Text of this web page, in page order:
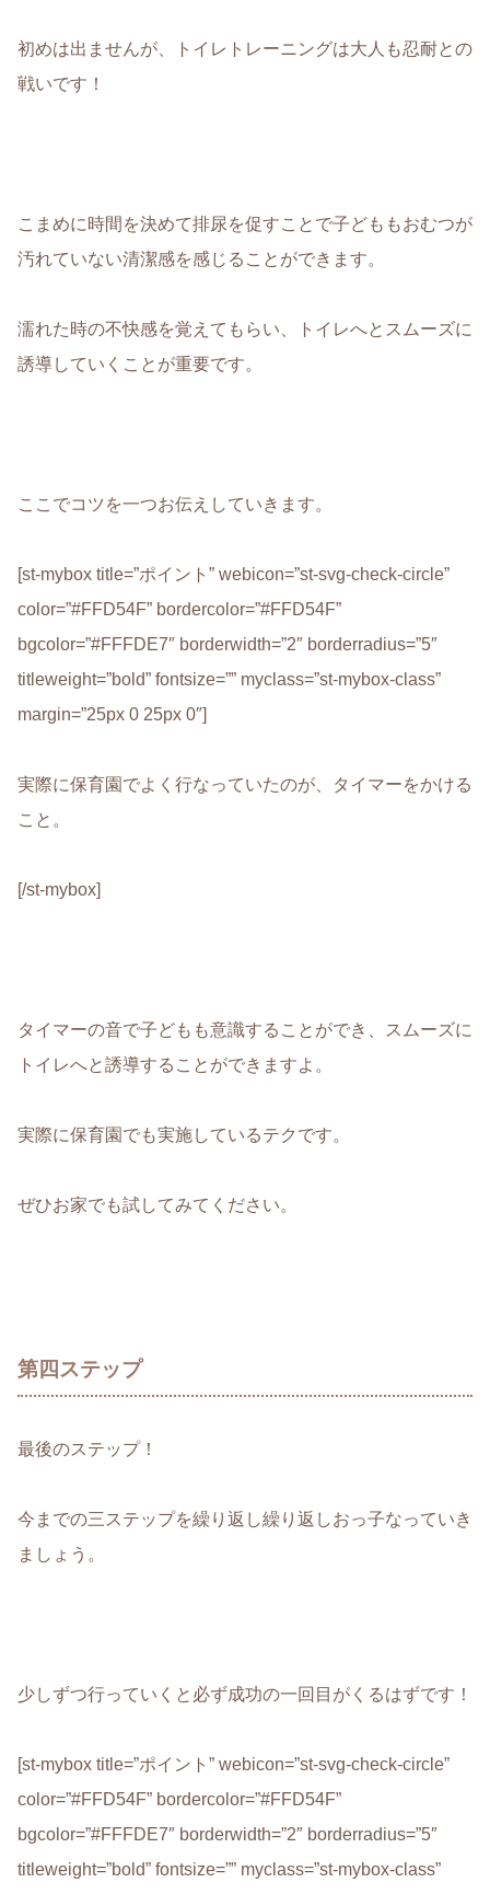
初めは出ませんが、
トイレトレーニングは大人も忍耐との
戦いです！
こまめに時間を決めて排尿を促すことで子どももおむつが
汚れていない清潔感を感じることができます。
濡れた時の不快感を覚えてもらい、トイレへとスムーズに
誘導していくことが重要です。
ここでコツを一つお伝えしていきます。
[st-mybox title=”ポイント” webicon=”st-svg-check-circle”
color=”#FFD54F” bordercolor=”#FFD54F”
bgcolor=”#FFFDE7″ borderwidth=”2″ borderradius=”5″
titleweight=”bold” fontsize=”” myclass=”st-mybox-class”
margin=”25px 0 25px 0″]
実際に保育園でよく行なっていたのが、タイマーをかける
こと。
[/st-mybox]
タイマーの音で子どもも意識することができ、スムーズに
トイレへと誘導することができますよ。
実際に保育園でも実施しているテクです。
ぜひお家でも試してみてください。
第四ステップ
最後のステップ！
今までの三ステップを繰り返し繰り返しおっ子なっていき
ましょう。
少しずつ行っていくと 必ず成功の一回目 がくるはずです！
[st-mybox title=”ポイント” webicon=”st-svg-check-circle”
color=”#FFD54F” bordercolor=”#FFD54F”
bgcolor=”#FFFDE7″ borderwidth=”2″ borderradius=”5″
titleweight=”bold” fontsize=”” myclass=”st-mybox-class”